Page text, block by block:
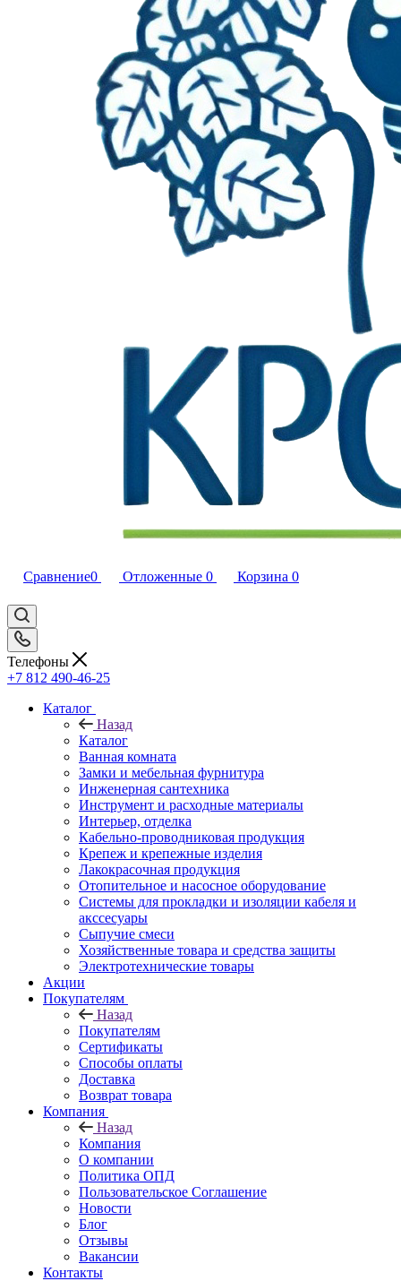
Сравнение0 Отложенные 0 Корзина 0
Телефоны
+7 812 490-46-25
Каталог
Назад
Каталог
Ванная комната
Замки и мебельная фурнитура
Инженерная сантехника
Инструмент и расходные материалы
Интерьер, отделка
Кабельно-проводниковая продукция
Крепеж и крепежные изделия
Лакокрасочная продукция
Отопительное и насосное оборудование
Системы для прокладки и изоляции кабеля и
акссесуары
Сыпучие смеси
Хозяйственные товара и средства защиты
Электротехнические товары
Акции
Покупателям
Назад
Покупателям
Сертификаты
Способы оплаты
Доставка
Возврат товара
Компания
Назад
Компания
О компании
Политика ОПД
Пользовательское Соглашение
Новости
Блог
Отзывы
Вакансии
Контакты